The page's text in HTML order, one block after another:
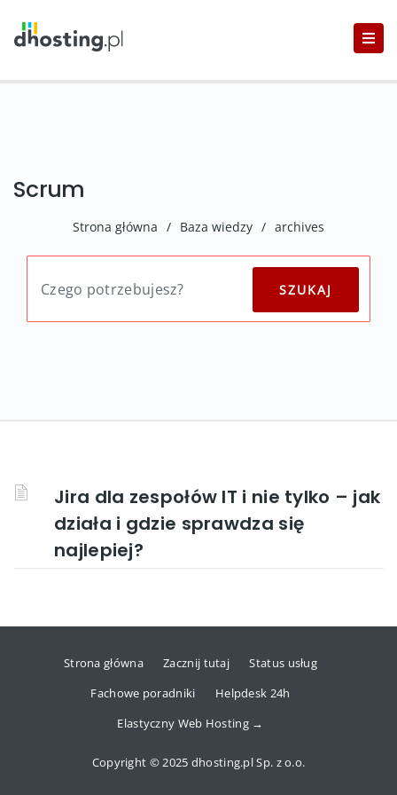
Scrum
Strona główna / Baza wiedzy / archives
Jira dla zespołów IT i nie tylko – jak
działa i gdzie sprawdza się
najlepiej?
Strona główna Zacznij tutaj
Status usług
Fachowe poradniki
Helpdesk 24h
Elastyczny Web Hosting →
Copyright © 2025 dhosting.pl Sp. z o.o.